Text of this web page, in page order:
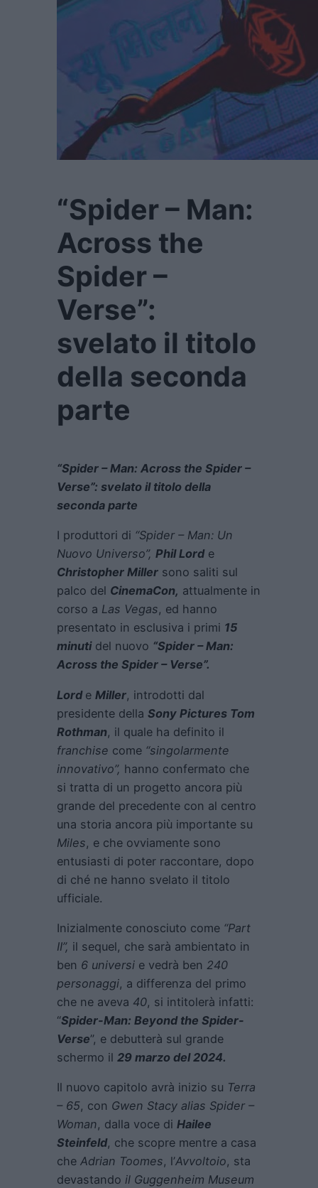
“Spider – Man:
Across the
Spider –
Verse”:
svelato il titolo
della seconda
parte
“Spider – Man: Across the Spider –
Verse”: svelato il titolo della
seconda parte
I produttori di “Spider – Man: Un
Nuovo Universo”, Phil Lord e
Christopher Miller sono saliti sul
palco del CinemaCon, attualmente in
corso a Las Vegas, ed hanno
presentato in esclusiva i primi 15
minutidel nuovo “Spider – Man:
Across the Spider – Verse”.
Lord e Miller, introdotti dal
presidente della Sony Pictures Tom
Rothman, il quale ha definito il
franchise come “singolarmente
innovativo”, hanno confermato che
si tratta di un progetto ancora più
grande del precedente con al centro
una storia ancora più importante su
Miles, e che ovviamente sono
entusiasti di poter raccontare, dopo
di ché ne hanno svelato il titolo
ufficiale.
Inizialmente conosciuto come “Part
II”, il sequel, che sarà ambientato in
ben 6 universi e vedrà ben 240
personaggi, a differenza del primo
che ne aveva 40, si intitolerà infatti:
“Spider-Man: Beyond the Spider-
Verse”, e debutterà sul grande
schermo il 29 marzo del 2024.
Il nuovo capitolo avrà inizio su Terra
– 65, con Gwen Stacy alias Spider –
Woman, dalla voce di Hailee
Steinfeld, che scopre mentre a casa
che Adrian Toomes, l’Avvoltoio, sta
devastando il Guggenheim Museum